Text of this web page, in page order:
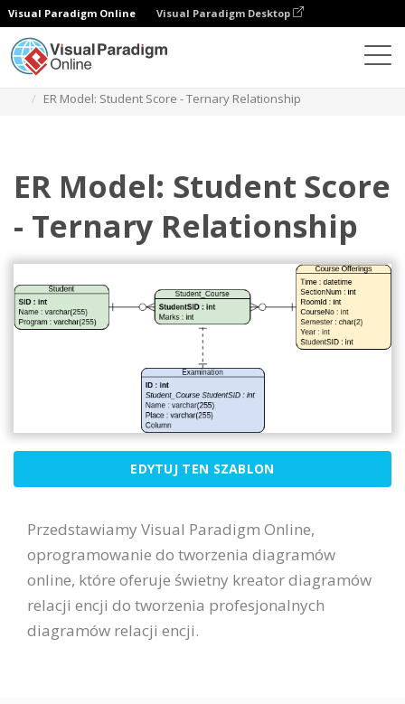
Visual Paradigm Online Visual Paradigm Desktop
ER Model: Student Score - Ternary Relationship
ER Model: Student Score
- Ternary Relationship
EDYTUJ TEN SZABLON
Przedstawiamy Visual Paradigm Online,
oprogramowanie do tworzenia diagramów
online, które oferuje świetny kreator diagramów
relacji encji do tworzenia profesjonalnych
diagramów relacji encji.